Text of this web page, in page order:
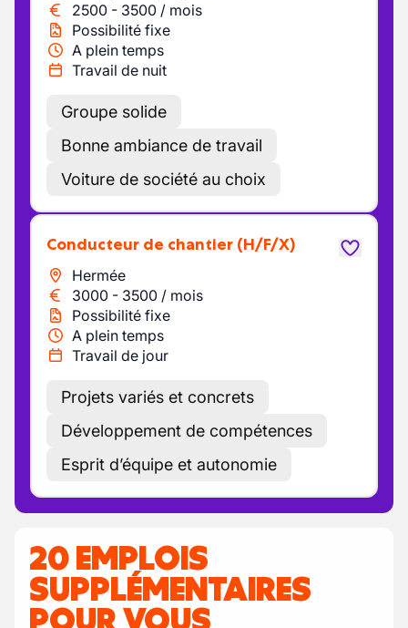
2500 - 3500 / mois
Possibilité fixe
A plein temps
Travail de nuit
Groupe solide
Bonne ambiance de travail
Voiture de société au choix
Conducteur de chantier (H/F/X)
Hermée
3000 - 3500 / mois
Possibilité fixe
A plein temps
Travail de jour
Projets variés et concrets
Développement de compétences
Esprit d’équipe et autonomie
20 EMPLOIS
SUPPLÉMENTAIRES